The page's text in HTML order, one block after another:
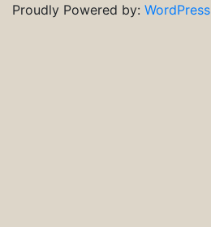
Proudly Powered by: WordPress